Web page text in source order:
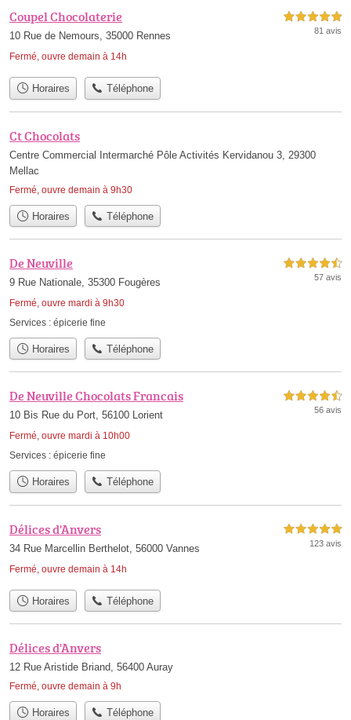
Coupel Chocolaterie
10 Rue de Nemours, 35000 Rennes
Fermé, ouvre demain à 14h
5,0 étoiles sur 5
81 avis
Horaires Téléphone
Ct Chocolats
Centre Commercial Intermarché Pôle Activités Kervidanou 3, 29300
Mellac
Fermé, ouvre demain à 9h30
Horaires Téléphone
De Neuville
9 Rue Nationale, 35300 Fougères
Fermé, ouvre mardi à 9h30
4,5 étoiles sur 5
57 avis
Services : épicerie fine
Horaires Téléphone
De Neuville Chocolats Francais
10 Bis Rue du Port, 56100 Lorient
Fermé, ouvre mardi à 10h00
4,5 étoiles sur 5
56 avis
Services : épicerie fine
Horaires Téléphone
Délices d'Anvers
34 Rue Marcellin Berthelot, 56000 Vannes
Fermé, ouvre demain à 14h
5,0 étoiles sur 5
123 avis
Horaires Téléphone
Délices d'Anvers
12 Rue Aristide Briand, 56400 Auray
Fermé, ouvre demain à 9h
Horaires Téléphone